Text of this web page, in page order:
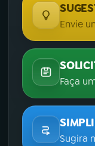
Envie
Faça
Sugira